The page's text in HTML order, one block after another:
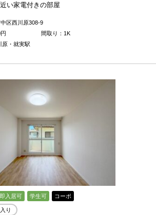
い家電付きの部屋
区西川原308-9
円
間取り：1K
原・就実駅
即入居可 学生可 コーポ
り